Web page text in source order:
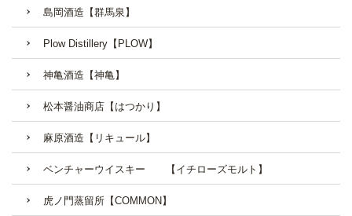
島岡酒造【群馬泉】
Plow Distillery【PLOW】
神亀酒造【神亀】
松本醤油商店【はつかり】
麻原酒造【リキュール】
ベンチャーウイスキー 【イチローズモルト】
虎ノ門蒸留所【COMMON】